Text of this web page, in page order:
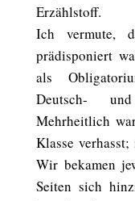
Erzählstoff.
Ich vermute,
prädisponiert
als
Deutsch-
Mehrheitlich
Klasse
Wir bekamen
Seiten sich